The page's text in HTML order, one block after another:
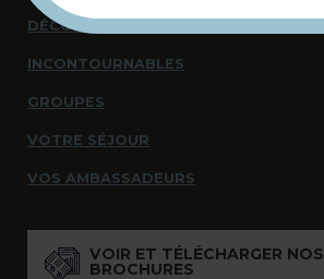
DÉCOUVRIR
INCONTOURNABLES
GROUPES
VOTRE SÉJOUR
VOS AMBASSADEURS
VOIR ET TÉLÉCHARGER NOS
BROCHURES